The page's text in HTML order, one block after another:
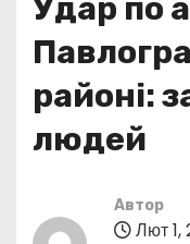
Удар по
районі:
людей
Автор
Лют 1,